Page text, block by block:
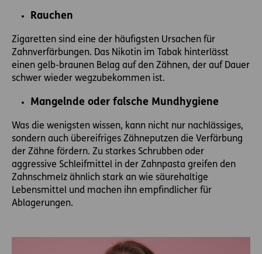
Rauchen
Zigaretten sind eine der häufigsten Ursachen für
Zahnverfärbungen. Das Nikotin im Tabak hinterlässt
einen gelb-braunen Belag auf den Zähnen, der auf Dauer
schwer wieder wegzubekommen ist.
Mangelnde oder falsche Mundhygiene
Was die wenigsten wissen, kann nicht nur nachlässiges,
sondern auch übereifriges Zähneputzen die Verfärbung
der Zähne fördern. Zu starkes Schrubben oder
aggressive Schleifmittel in der Zahnpasta greifen den
Zahnschmelz ähnlich stark an wie säurehaltige
Lebensmittel und machen ihn empfindlicher für
Ablagerungen.